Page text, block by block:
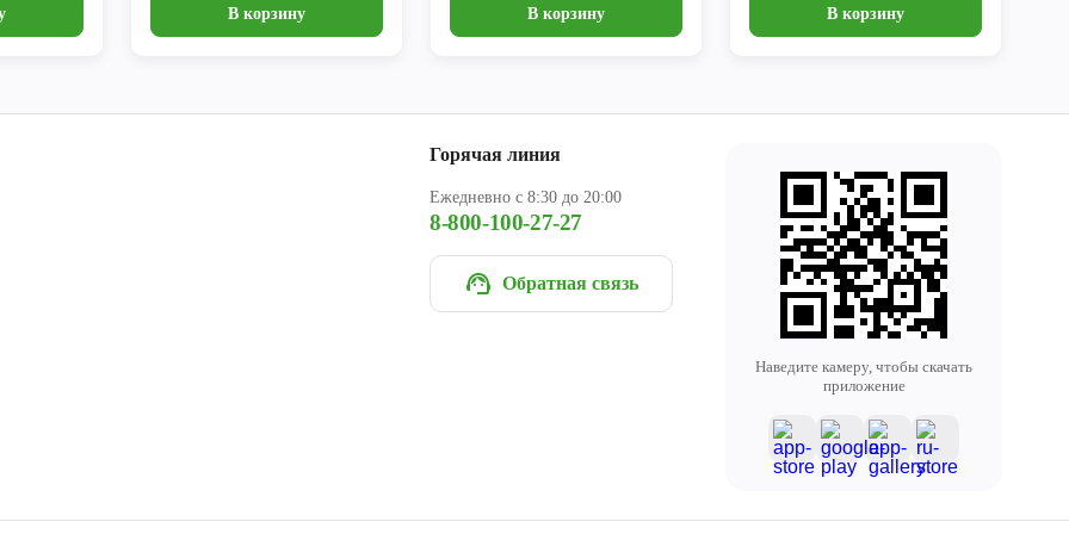
В корзину
В корзину
В корзину
Горячая линия
Ежедневно с 8:30 до 20:00
8-800-100-27-27
Обратная связь
Наведите камеру, чтобы скачать
приложение